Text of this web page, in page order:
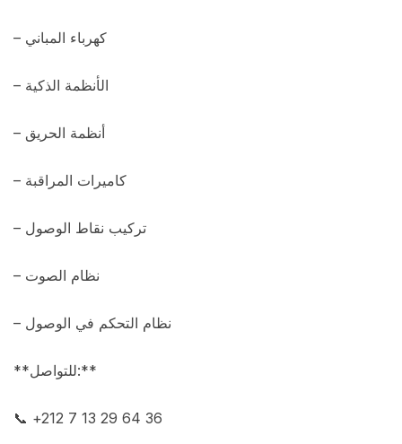
– كهرباء المباني
– الأنظمة الذكية
– أنظمة الحريق
– كاميرات المراقبة
– تركيب نقاط الوصول
– نظام الصوت
– نظام التحكم في الوصول
**للتواصل:**
📞 +212 7 13 29 64 36